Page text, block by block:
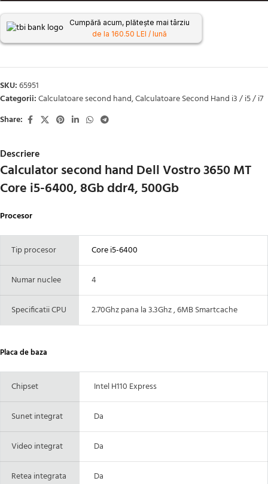
Cumpără acum, plătește mai târziu
de la 160.50 LEI / lună
SKU:65951
Categorii:Calculatoare second hand,Calculatoare Second Hand i3 / i5 / i7
Share:
Descriere
Calculator second hand Dell Vostro 3650 MT
Core i5-6400, 8Gb ddr4, 500Gb
Procesor
Tip procesor Core i5-6400
Numar nuclee 4
Specificatii CPU 2.70Ghz pana la 3.3Ghz , 6MB Smartcache
Placa de baza
Chipset Intel H110 Express
Sunet integrat Da
Video integrat Da
Retea integrata Da